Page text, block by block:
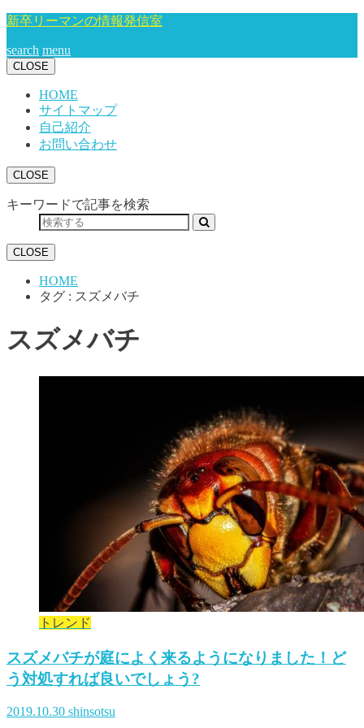
新卒リーマンの情報発信室
search menu
CLOSE
HOME
サイトマップ
自己紹介
お問い合わせ
CLOSE
キーワードで記事を検索
CLOSE
HOME
タグ : スズメバチ
スズメバチ
トレンド
スズメバチが庭によく来るようになりました！ど
う対処すれば良いでしょう?
2019.10.30 shinsotsu